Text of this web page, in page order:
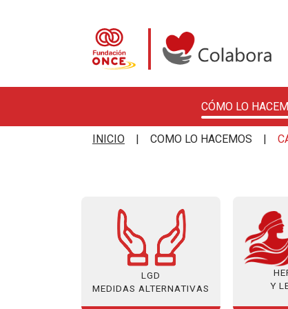
Colabora con la
CÓMO LO
INICIO COMO LO HACEMOS
LGD
MEDIDAS ALTERNATIVAS
Y